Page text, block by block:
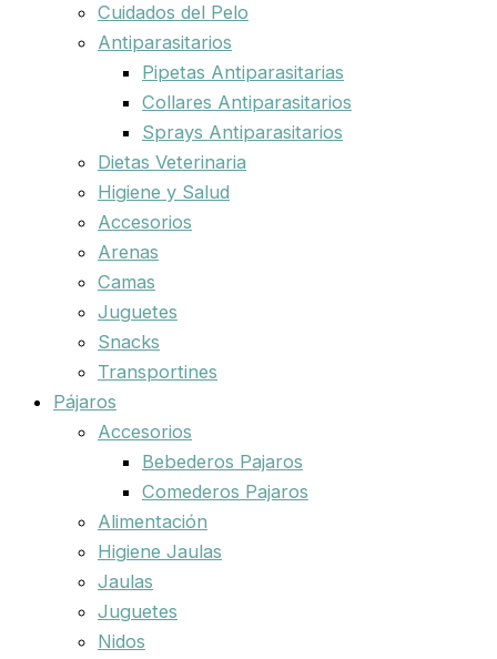
Cuidados del Pelo
Antiparasitarios
Pipetas Antiparasitarias
Collares Antiparasitarios
Sprays Antiparasitarios
Dietas Veterinaria
Higiene y Salud
Accesorios
Arenas
Camas
Juguetes
Snacks
Transportines
Pájaros
Accesorios
Bebederos Pajaros
Comederos Pajaros
Alimentación
Higiene Jaulas
Jaulas
Juguetes
Nidos